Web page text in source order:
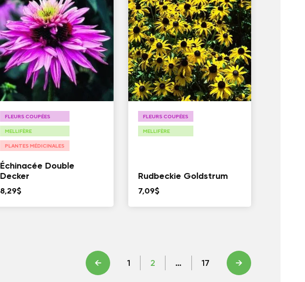
FLEURS COUPÉES
MELLIFÈRE
PLANTES MÉDICINALES
Échinacée Double
Decker
8,29$
FLEURS COUPÉES
MELLIFÈRE
Rudbeckie Goldstrum
7,09$
← 1 2 … 17 →